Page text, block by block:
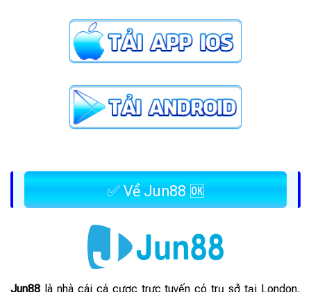
✅ Về Jun88 🆗
Jun88 là nhà cái cá cược trực tuyến có trụ sở tại London,